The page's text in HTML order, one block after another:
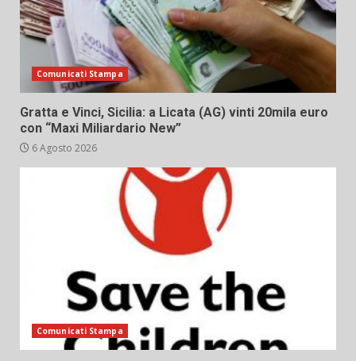
Comunicati Stampa
Gratta e Vinci, Sicilia: a Licata (AG) vinti 20mila euro
con “Maxi Miliardario New”
6 Agosto 2026
Comunicati Stampa